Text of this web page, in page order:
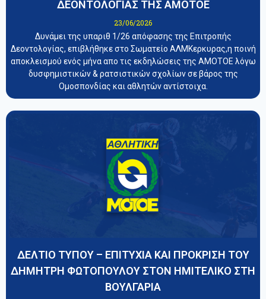
ΔΕΟΝΤΟΛΟΓΙΑΣ ΤΗΣ ΑΜΟΤΟΕ
23/06/2026
Δυνάμει της υπαριθ 1/26 απόφασης της Επιτροπής
Δεοντολογίας, επιβλήθηκε στο Σωματείο ΑΛΜΚερκυρας,η ποινή
αποκλεισμού ενός μήνα απο τις εκδηλώσεις της ΑΜΟΤΟΕ λόγω
δυσφημιστικών & ρατσιστικών σχολίων σε βάρος της
Ομοσπονδίας και αθλητών αντίστοιχα.
ΔΕΛΤΙΟ ΤΥΠΟΥ – ΕΠΙΤΥΧΙΑ ΚΑΙ ΠΡΟΚΡΙΣΗ ΤΟΥ
ΔΗΜΗΤΡΗ ΦΩΤΟΠΟΥΛΟΥ ΣΤΟΝ ΗΜΙΤΕΛΙΚΟ ΣΤΗ
ΒΟΥΛΓΑΡΙΑ